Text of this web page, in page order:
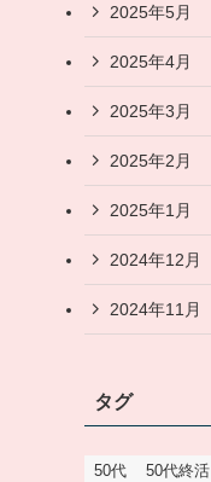
2025年5月
2025年4月
2025年3月
2025年2月
2025年1月
2024年12月
2024年11月
タグ
50代 50代終活